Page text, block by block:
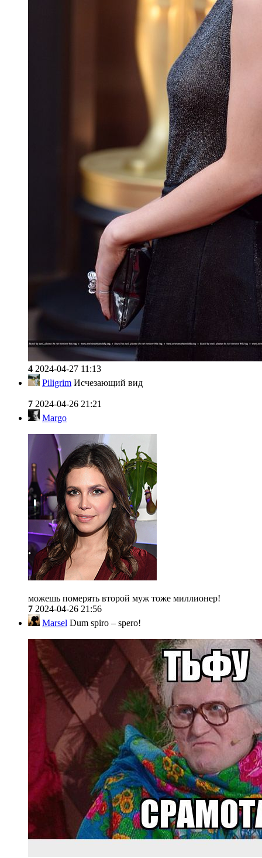
4 2024-04-27 11:13
Piligrim Исчезающий вид
7 2024-04-26 21:21
Margo
можешь померять второй муж тоже миллионер!
7 2024-04-26 21:56
Marsel Dum spiro – spero!